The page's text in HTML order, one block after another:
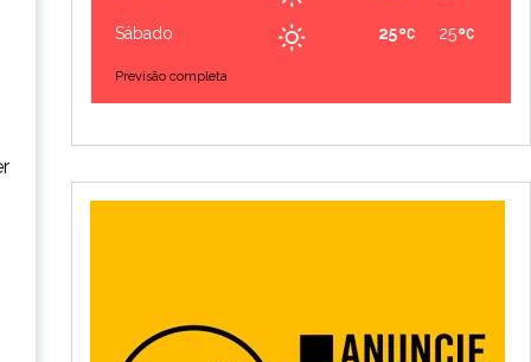
Sábado 25
25
Previsão completa